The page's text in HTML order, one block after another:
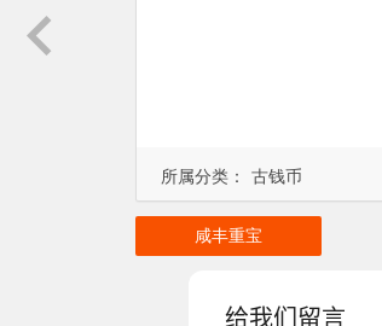
所属分类： 古钱币
咸丰重宝